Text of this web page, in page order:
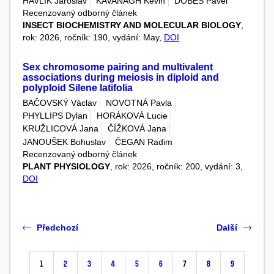
Recenzovaný odborný článek
INSECT BIOCHEMISTRY AND MOLECULAR BIOLOGY
rok: 2026, ročník: 190, vydání: May, DOI
Sex chromosome pairing and multivalent
associations during meiosis in diploid and
polyploid Silene latifolia
BAČOVSKÝ Václav
NOVOTNÁ Pavla
PHYLLIPS Dylan
HORÁKOVÁ Lucie
KRUŽLICOVÁ Jana
ČÍŽKOVÁ Jana
JANOUŠEK Bohuslav
ČEGAN Radim
Recenzovaný odborný článek
PLANT PHYSIOLOGY , rok: 2026, ročník: 200, vydání: 3,
DOI
Předchozí
1 2 3 4 5 6 7 8 9
Další